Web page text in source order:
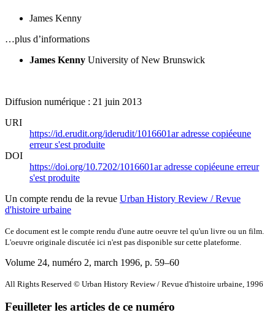
James Kenny
…plus d’informations
James Kenny University of New Brunswick
Diffusion numérique : 21 juin 2013
URI
https://id.erudit.org/iderudit/1016601aradresse copiéeune
erreur s'est produite
DOI
https://doi.org/10.7202/1016601aradresse copiéeune erreur
s'est produite
Un compte rendu de la revue Urban History Review / Revue
d'histoire urbaine
Ce document est le compte rendu d'une autre oeuvre tel qu'un livre ou un film.
L'oeuvre originale discutée ici n'est pas disponible sur cette plateforme.
Volume 24, numéro 2, march 1996, p. 59–60
All Rights Reserved © Urban History Review / Revue d'histoire urbaine, 1996
Feuilleter les articles de ce numéro